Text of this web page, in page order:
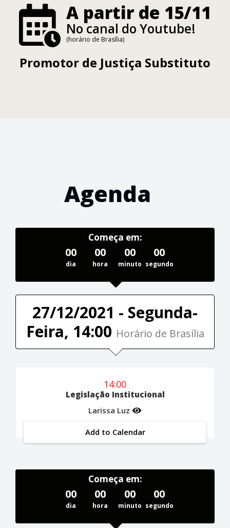
A partir de 15/11
No canal do Youtube!
(horário de Brasília)
Promotor de Justiça Substituto
Agenda
Começa em:
00
dia
00
hora
00
minuto
00
segundo
27/12/2021 - Segunda-
Feira, 14:00 Horário de Brasília
14:00
Legislação Institucional
Larissa Luz
Add to Calendar
Começa em:
00
dia
00
hora
00
minuto
00
segundo